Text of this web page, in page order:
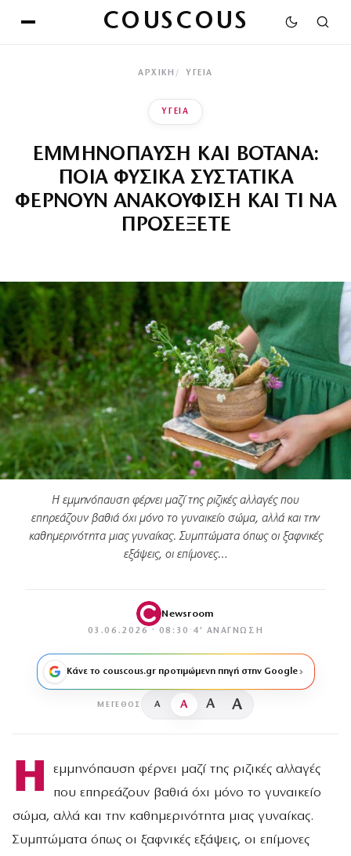
COUSCOUS
ΑΡΧΙΚΉ ΥΓΕΙΑ
ΥΓΕΙΑ
ΕΜΜΗΝΟΠΑΥΣΗ ΚΑΙ ΒΟΤΑΝΑ:
ΠΟΙΑ ΦΥΣΙΚΑ ΣΥΣΤΑΤΙΚΑ
ΦΕΡΝΟΥΝ ΑΝΑΚΟΥΦΙΣΗ ΚΑΙ ΤΙ ΝΑ
ΠΡΟΣΕΞΕΤΕ
Η εμμηνόπαυση φέρνει μαζί της ριζικές αλλαγές που
επηρεάζουν βαθιά όχι μόνο το γυναικείο σώμα, αλλά και την
καθημερινότητα μιας γυναίκας. Συμπτώματα όπως οι ξαφνικές
εξάψεις, οι επίμονες…
Newsroom
03.06.2026 · 08:30 · 4′ ΑΝΆΓΝΩΣΗ
Κάνε το couscous.gr προτιμώμενη πηγή στην Google
ΜΈΓΕΘΟΣ A A A A
Η
εμμηνόπαυση φέρνει μαζί της ριζικές αλλαγές
που επηρεάζουν βαθιά όχι μόνο το γυναικείο
σώμα, αλλά και την καθημερινότητα μιας γυναίκας.
Συμπτώματα όπως οι ξαφνικές εξάψεις, οι επίμονες